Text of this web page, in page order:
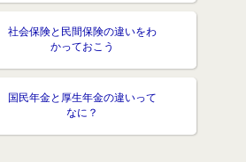
社会保険と民間保険の違いをわ
かっておこう
国民年金と厚生年金の違いって
なに？